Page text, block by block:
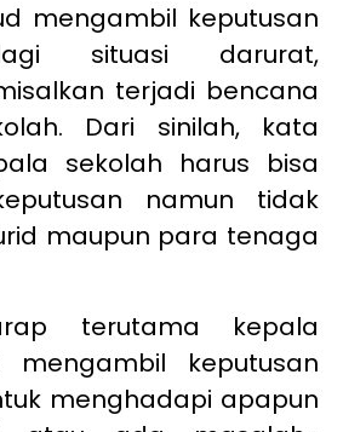
mengambil keputusan
situasi darurat,
terjadi bencana
Dari sinilah, kata
sekolah harus bisa
namun tidak
maupun para tenaga
terutama kepala
mengambil keputusan
menghadapi apapun